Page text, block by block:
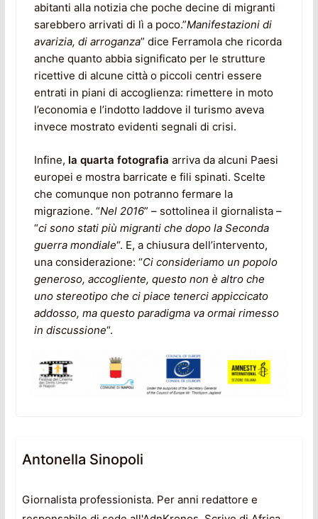
abitanti alla notizia che poche decine di migranti
sarebbero arrivati di lì a poco.”Manifestazioni di
avarizia, di arroganza” dice Ferramola che ricorda
anche quanto abbia significato per le strutture
ricettive di alcune città o piccoli centri essere
entrati in piani di accoglienza: rimettere in moto
l’economia e l’indotto laddove il turismo aveva
invece mostrato evidenti segnali di crisi.
Infine, la quarta fotografia arriva da alcuni Paesi
europei e mostra barricate e fili spinati. Scelte
che comunque non potranno fermare la
migrazione. “Nel 2016” – sottolinea il giornalista –
“ci sono stati più migranti che dopo la Seconda
guerra mondiale“. E, a chiusura dell’intervento,
una considerazione: “Ci consideriamo un popolo
generoso, accogliente, questo non è altro che
uno stereotipo che ci piace tenerci appiccicato
addosso, ma questo paradigma va ormai rimesso
in discussione“.
Antonella Sinopoli
Giornalista professionista. Per anni redattore e